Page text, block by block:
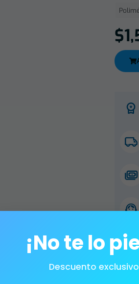
$
¡No te lo
Descuento